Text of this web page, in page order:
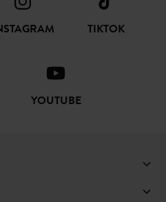
TIKTOK
YOUTUBE